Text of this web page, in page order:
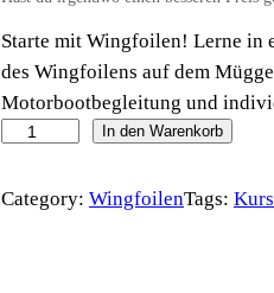
Starte mit Wingfoilen! Lerne in
des Wingfoilens auf dem
Motorbootbegleitung und
n
In den Warenkorb
Category: WingfoilenTags: Kurs